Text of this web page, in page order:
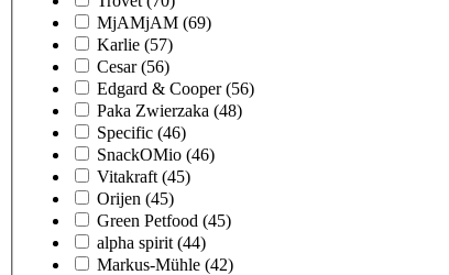
MjAMjAM (69)
Karlie (57)
Cesar (56)
Edgard & Cooper (56)
Paka Zwierzaka (48)
Specific (46)
SnackOMio (46)
Vitakraft (45)
Orijen (45)
Green Petfood (45)
alpha spirit (44)
Markus-Mühle (42)